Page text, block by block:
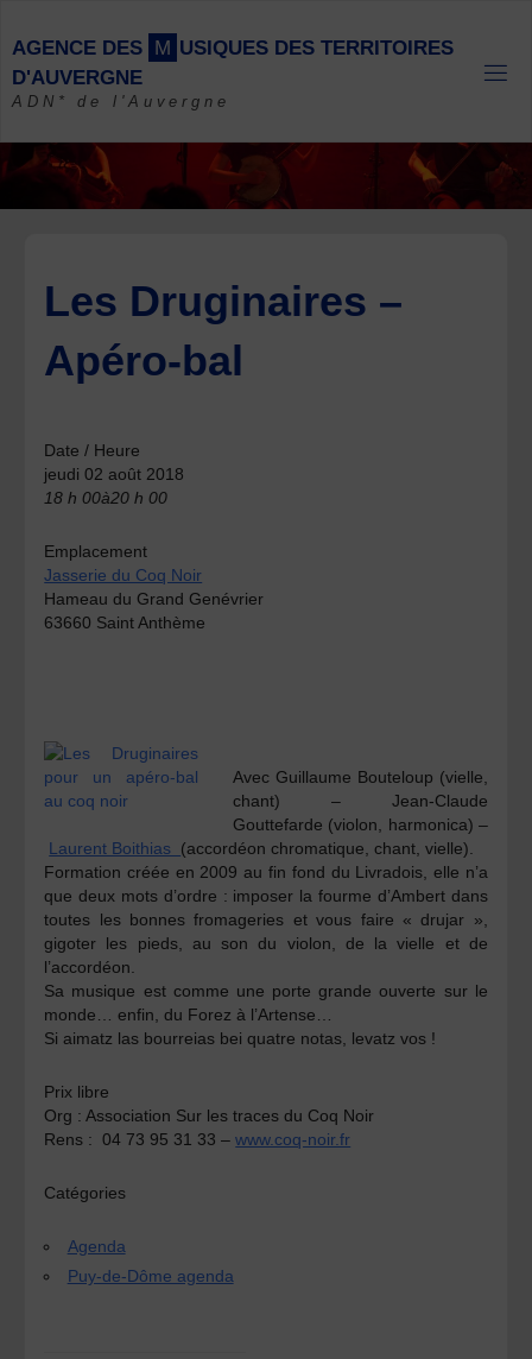
content
AGENCE DES M USIQUES DES TERRITOIRES
D'AUVERGNE
ADN* de l'Auvergne
Les Druginaires –
Apéro-bal
Date / Heure
jeudi 02 août 2018
18 h 00à20 h 00
Emplacement
Jasserie du Coq Noir
Hameau du Grand Genévrier
63660 Saint Anthème
Avec Guillaume Bouteloup (vielle,
chant) – Jean-Claude
Gouttefarde (violon, harmonica) –
Laurent Boithias (accordéon chromatique, chant, vielle).
Formation créée en 2009 au fin fond du Livradois, elle n’a
que deux mots d’ordre : imposer la fourme d’Ambert dans
toutes les bonnes fromageries et vous faire « drujar »,
gigoter les pieds, au son du violon, de la vielle et de
l’accordéon.
Sa musique est comme une porte grande ouverte sur le
monde… enfin, du Forez à l’Artense…
Si aimatz las bourreias bei quatre notas, levatz vos !
Prix libre
Org : Association Sur les traces du Coq Noir
Rens : 04 73 95 31 33 –www.coq-noir.fr
Catégories
Agenda
Puy-de-Dôme agenda